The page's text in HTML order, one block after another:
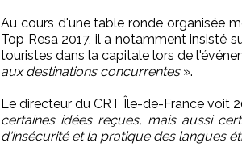
Au cours d'une table ronde organisée
Top Resa 2017, il a notamment insisté
touristes dans la capitale lors de
aux destinations concurrentes».
Le directeur du CRT Île-de-France voit
certaines idées reçues, mais aussi
d'insécurité et la pratique des langues